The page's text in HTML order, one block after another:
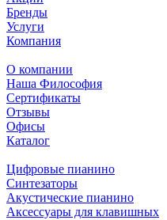
Бренды
Услуги
Компания
О компании
Наша Философия
Сертификаты
Отзывы
Офисы
Каталог
Цифровые пианино
Синтезаторы
Акустические пианино
Аксессуары для клавишных